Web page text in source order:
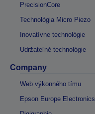
PrecisionCore
Technológia Micro Piezo
Inovatívne technológie
Udržateľné technológie
Company
Web výkonného tímu
Epson Europe Electronics